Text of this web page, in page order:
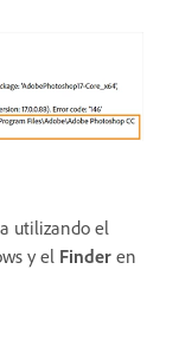
utilizando el
y el Finder en